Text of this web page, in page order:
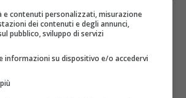
4 Agosto 2026
mantenere Gerry Scotti e La Ruota
prime time estivo di Canale 5,
il debutto di Enrico Pa
e contenuti personalizzati, misurazione
dei contenuti e degli annunci,
pubblico, sviluppo di servizi
informazioni su dispositivo e/o accedervi